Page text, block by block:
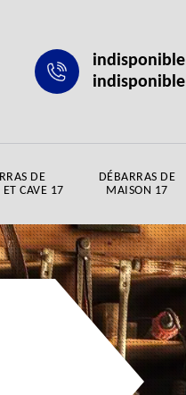
indisponible
indisponible
DE
CAVE 17
DÉBARRAS DE
MAISON 17